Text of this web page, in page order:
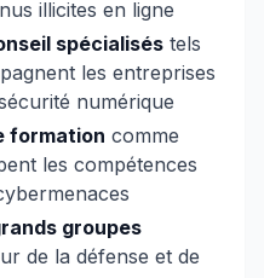
illicites en ligne
spécialisés tels
les entreprises
numérique
formation comme
les compétences
groupes
de la défense et de